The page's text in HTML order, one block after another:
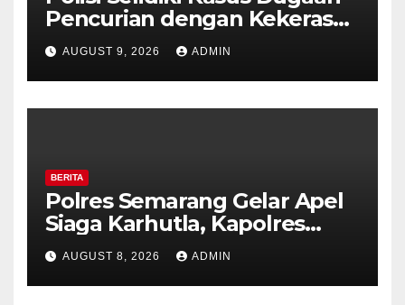
Pencurian dengan Kekerasan
di Counter HP Royal Phone
Ambarawa.
AUGUST 9, 2026 ADMIN
BERITA
Polres Semarang Gelar Apel
Siaga Karhutla, Kapolres
Tekankan Sinergi dan
Kesiapsiagaan Hadapi Musim
Kemarau.
AUGUST 8, 2026 ADMIN